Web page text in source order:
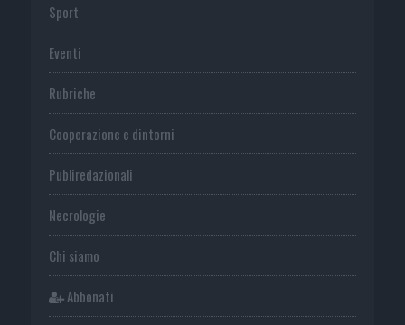
Sport
Eventi
Rubriche
Cooperazione e dintorni
Publiredazionali
Necrologie
Chi siamo
Abbonati